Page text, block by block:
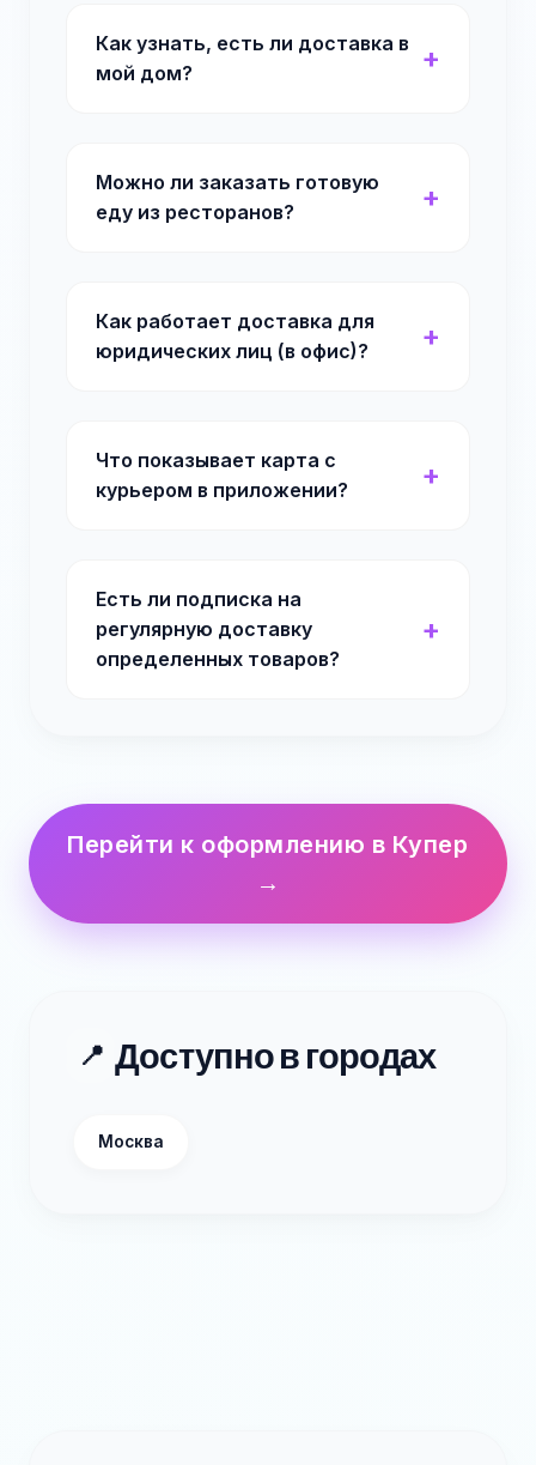
Как узнать, есть ли доставка в
мой дом?
Можно ли заказать готовую
еду из ресторанов?
Как работает доставка для
юридических лиц (в офис)?
Что показывает карта с
курьером в приложении?
Есть ли подписка на
регулярную доставку
определенных товаров?
Перейти к оформлению в Купер
→
📍 Доступно в городах
Москва